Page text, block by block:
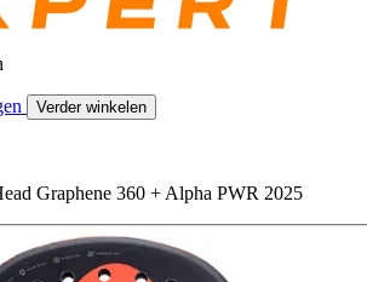
Verder winkelen
Graphene 360 + Alpha PWR 2025